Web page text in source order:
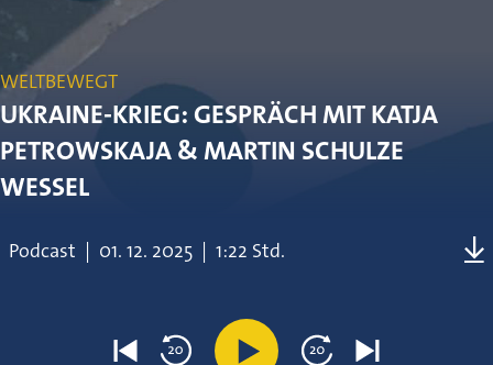
WELTBEWEGT
UKRAINE-KRIEG: GESPRÄCH MIT KATJA
PETROWSKAJA & MARTIN SCHULZE
WESSEL
Podcast | 01. 12. 2025 | 1:22 Std.